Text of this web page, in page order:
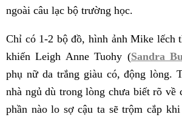
ngoài câu lạc bộ trường học.
Chỉ có 1-2 bộ đồ, hình ảnh Mike lếch
khiến Leigh Anne Tuohy (Sandra
phụ nữ da trắng giàu có, động lòng.
nhà ngủ dù trong lòng chưa biết rõ về
phần nào lo sợ cậu ta sẽ trộm cắp